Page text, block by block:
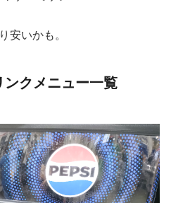
安いかも。
クメニュー一覧